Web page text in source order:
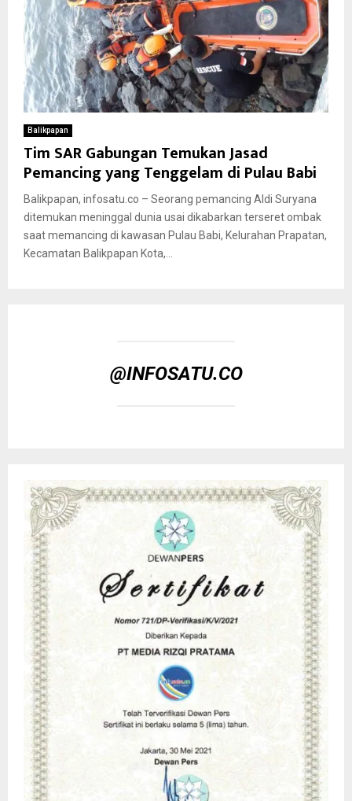
Balikpapan
Tim SAR Gabungan Temukan Jasad
Pemancing yang Tenggelam di Pulau Babi
Balikpapan, infosatu.co – Seorang pemancing Aldi Suryana
ditemukan meninggal dunia usai dikabarkan terseret ombak
saat memancing di kawasan Pulau Babi, Kelurahan Prapatan,
Kecamatan Balikpapan Kota,...
@INFOSATU.CO